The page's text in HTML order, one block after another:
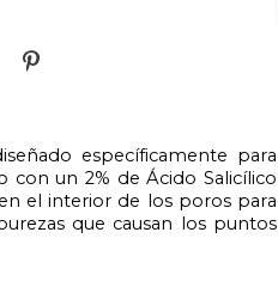
específicamente para
con un 2% de Ácido Salicílico
el interior de los poros para
que causan los puntos